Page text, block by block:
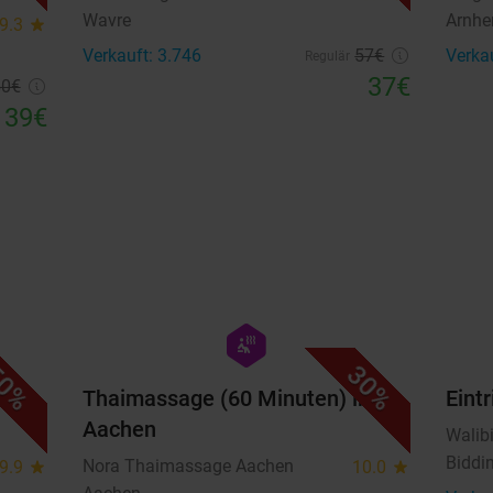
9.3 star
39€
Wavre
Verkauft: 3.746
57€
37€
9.9 star
30%
hexagon
wellness
Thaimassage (60 Minuten) in
Aachen
Nora Thaimassage Aachen 10.0 star